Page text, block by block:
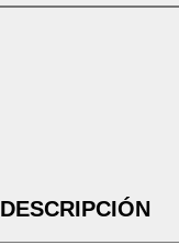
DESCRIPCIÓN